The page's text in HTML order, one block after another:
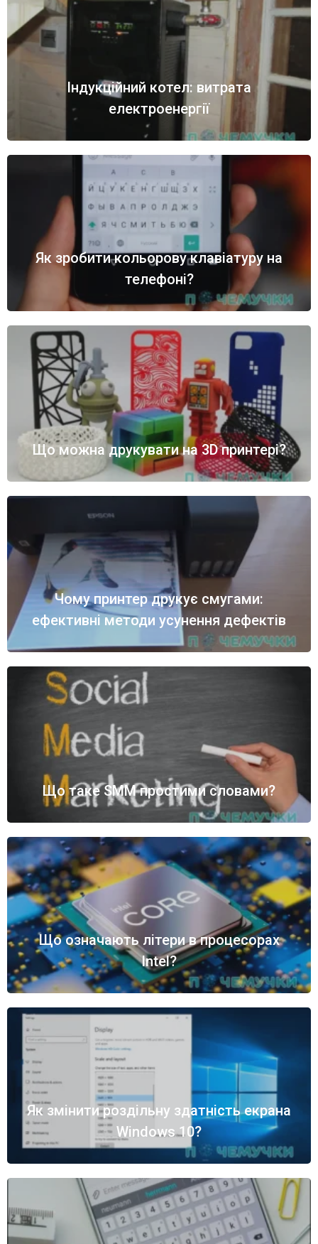
Індукційний котел: витрата
електроенергії
Як зробити кольорову клавіатуру на
телефоні?
Що можна друкувати на 3D принтері?
Чому принтер друкує смугами:
ефективні методи усунення дефектів
Що таке SMM простими словами?
Що означають літери в процесорах
Intel?
Як змінити роздільну здатність екрана
Windows 10?